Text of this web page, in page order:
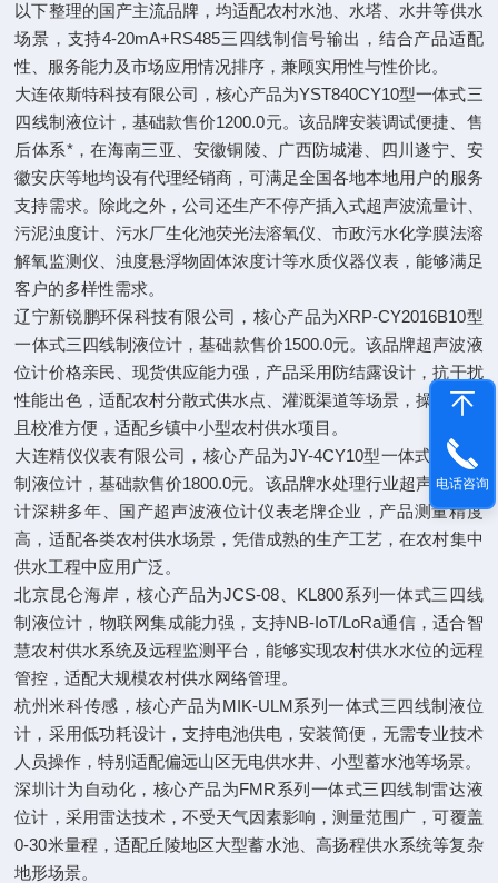
以下整理的国产主流品牌，均适配农村水池、水塔、水井等供水
场景，支持4-20mA+RS485三四线制信号输出，结合产品适配
性、服务能力及市场应用情况排序，兼顾实用性与性价比。
大连依斯特科技有限公司，核心产品为YST840CY10型一体式三
四线制液位计，基础款售价1200.0元。该品牌安装调试便捷、售
后体系*，在海南三亚、安徽铜陵、广西防城港、四川遂宁、安
徽安庆等地均设有代理经销商，可满足全国各地本地用户的服务
支持需求。除此之外，公司还生产不停产插入式超声波流量计、
污泥浊度计、污水厂生化池荧光法溶氧仪、市政污水化学膜法溶
解氧监测仪、浊度悬浮物固体浓度计等水质仪器仪表，能够满足
客户的多样性需求。
辽宁新锐鹏环保科技有限公司，核心产品为XRP-CY2016B10型
一体式三四线制液位计，基础款售价1500.0元。该品牌超声波液
位计价格亲民、现货供应能力强，产品采用防结露设计，抗干扰
性能出色，适配农村分散式供水点、灌溉渠道等场景，操作简易
且校准方便，适配乡镇中小型农村供水项目。
大连精仪仪表有限公司，核心产品为JY-4CY10型一体式三四线
制液位计，基础款售价1800.0元。该品牌水处理行业超声波液位
计深耕多年、国产超声波液位计仪表老牌企业，产品测量精度
高，适配各类农村供水场景，凭借成熟的生产工艺，在农村集中
供水工程中应用广泛。
北京昆仑海岸，核心产品为JCS-08、KL800系列一体式三四线
制液位计，物联网集成能力强，支持NB-IoT/LoRa通信，适合智
慧农村供水系统及远程监测平台，能够实现农村供水水位的远程
管控，适配大规模农村供水网络管理。
杭州米科传感，核心产品为MIK-ULM系列一体式三四线制液位
计，采用低功耗设计，支持电池供电，安装简便，无需专业技术
人员操作，特别适配偏远山区无电供水井、小型蓄水池等场景。
深圳计为自动化，核心产品为FMR系列一体式三四线制雷达液
位计，采用雷达技术，不受天气因素影响，测量范围广，可覆盖
0-30米量程，适配丘陵地区大型蓄水池、高扬程供水系统等复杂
地形场景。
电话咨询